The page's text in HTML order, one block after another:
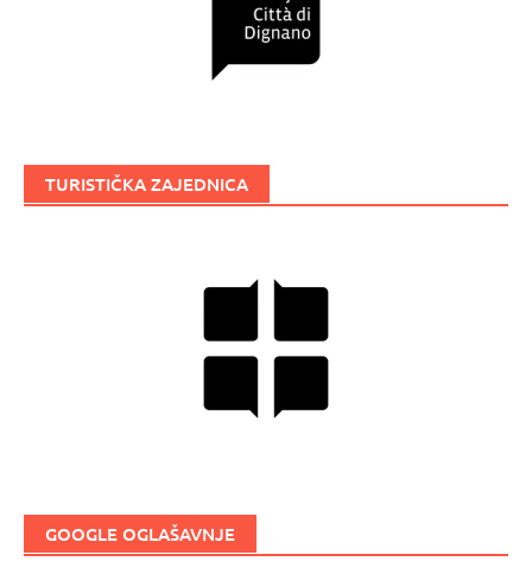
TURISTIČKA ZAJEDNICA
GOOGLE OGLAŠAVNJE